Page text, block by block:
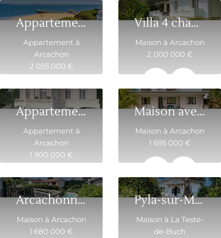
Appartement dernier étage en première ligne
Appartement à
Arcachon
2 055 000 €
83.4 m²
Villa 4 chambres rénovée à Pereire
Maison à Arcachon
2 000 000 €
Appartement en rez-de-jardin d’une villa his...
Appartement à
Arcachon
1 900 000 €
100.5 m² 3
Maison avec piscine avec vue panoramique
Maison à Arcachon
1 695 000 €
Arcachonnaise dans un quartier résidentiel avec p...
Maison à Arcachon
1 680 000 €
Pyla-sur-Mer – Maison de charme à 100 mètres d...
Maison à La Teste-
de-Buch